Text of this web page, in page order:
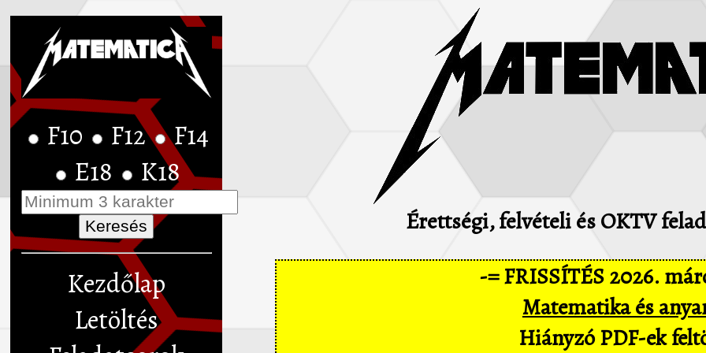
F10 F12
F14
E18
K18
Kezdőlap
Letöltés
Érettségi, felvételi és OKTV
-= FRISSÍTÉS 2026.
Matematika és
Hiányzó PDF-ek